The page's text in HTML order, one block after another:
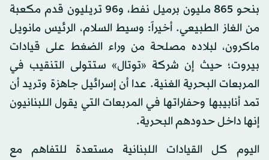
بنحو 865 مليون برميل نفط، و96 تريليون قدم مكعبة
من الغاز الطبيعي. أخيراً: وسيط السلام، الرئيس مانويل
ماكرون، لبلاده مصلحة من وراء الضغط على قيادات
بيروت؛ حيث إن شركة «توتال» ستتولى التنقيب في
المربعات البحرية الغنية. عدا أن إسرائيل جاهزة وتريد أن
تمد أنابيبها وحفاراتها في المربعات التي يقول اللبنانيون
إنها داخل حدودهم البحرية.
اليوم كل القيادات اللبنانية مستعدة للتفاهم مع